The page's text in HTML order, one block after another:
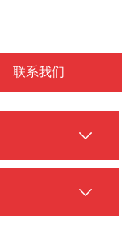
联系我们